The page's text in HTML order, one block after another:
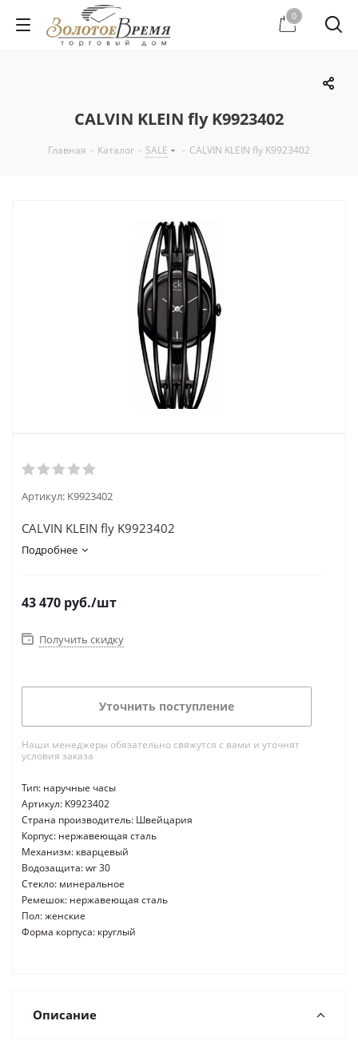
0
CALVIN KLEIN fly K9923402
Главная - Каталог - SALE - CALVIN KLEIN fly K9923402
Артикул: K9923402
CALVIN KLEIN fly K9923402
Подробнее
43 470 руб./шт
Получить скидку
Уточнить поступление
Наши менеджеры обязательно свяжутся с вами и уточнят
условия заказа
Тип: наручные часы
Артикул: K9923402
Страна производитель: Швейцария
Корпус: нержавеющая сталь
Механизм: кварцевый
Водозащита: wr 30
Стекло: минеральное
Ремешок: нержавеющая сталь
Пол: женские
Форма корпуса: круглый
Описание